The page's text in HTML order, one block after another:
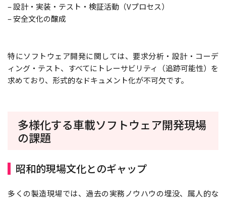
– 設計・実装・テスト・検証活動（Vプロセス）
– 安全文化の醸成
特にソフトウェア開発に関しては、要求分析・設計・コーデ
ィング・テスト、すべてにトレーサビリティ（追跡可能性）を
求めており、形式的なドキュメント化が不可欠です。
多様化する車載ソフトウェア開発現場
の課題
昭和的現場文化とのギャップ
多くの製造現場では、過去の実務ノウハウの埋没、属人的な